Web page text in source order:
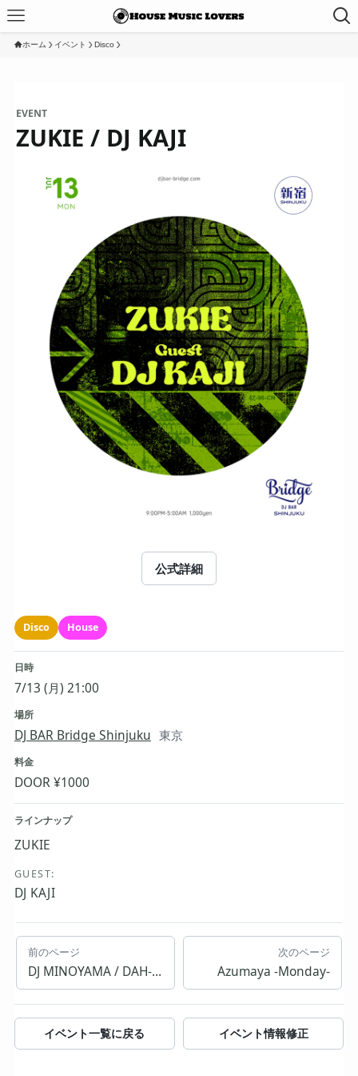
ホーム イベント Disco
EVENT
ZUKIE / DJ KAJI
公式詳細
Disco House
日時
7/13 (月) 21:00
場所
DJ BAR Bridge Shinjuku 東京
料金
DOOR ¥1000
ラインナップ
ZUKIE
GUEST:
DJ KAJI
前のページ
DJ MINOYAMA / DAH-ISHI / ISABELLE
次のページ
Azumaya -Monday-
イベント一覧に戻る イベント情報修正